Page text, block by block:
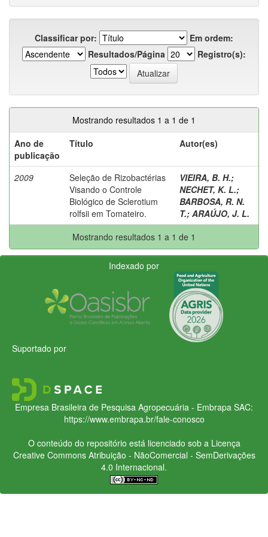
Classificar por:
Em ordem:
Resultados/Página
Registro(s):
Mostrando resultados 1 a 1 de 1
Ano de
publicação
Título Autor(es)
2009
Seleção de Rizobactérias
Visando o Controle
Biológico de Sclerotium
rolfsii em Tomateiro.
VIEIRA, B. H.;
NECHET, K. L.;
BARBOSA, R. N.
T.; ARAÚJO, J. L.
Mostrando resultados 1 a 1 de 1
Indexado por
Suportado por
Empresa Brasileira de Pesquisa Agropecuária - Embrapa SAC:
https://www.embrapa.br/fale-conosco
O conteúdo do repositório está licenciado sob a Licença
Creative CommonsAtribuição - NãoComercial - SemDerivações
4.0 Internacional.